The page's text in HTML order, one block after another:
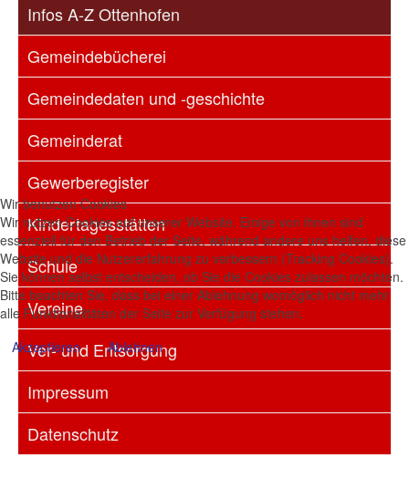
Infos A-Z Ottenhofen
Gemeindebücherei
Gemeindedaten und -geschichte
Gemeinderat
Gewerberegister
Kindertagesstätten
Schule
Vereine
Ver- und Entsorgung
Impressum
Datenschutz
Wir benutzen Cookies
Wir nutzen Cookies auf unserer Website. Einige von ihnen sind
essenziell für den Betrieb der Seite, während andere uns helfen, diese
Website und die Nutzererfahrung zu verbessern (Tracking Cookies).
Sie können selbst entscheiden, ob Sie die Cookies zulassen möchten.
Bitte beachten Sie, dass bei einer Ablehnung womöglich nicht mehr
alle Funktionalitäten der Seite zur Verfügung stehen.
Akzeptieren
Ablehnen